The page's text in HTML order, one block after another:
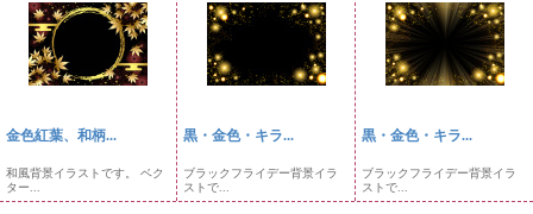
金色紅葉、和柄...
和風背景イラストです。 ベク
ター...
黒・金色・キラ...
ブラックフライデー背景イラ
ストで...
黒・金色・キラ...
ブラックフライデー背景イラ
ストで...